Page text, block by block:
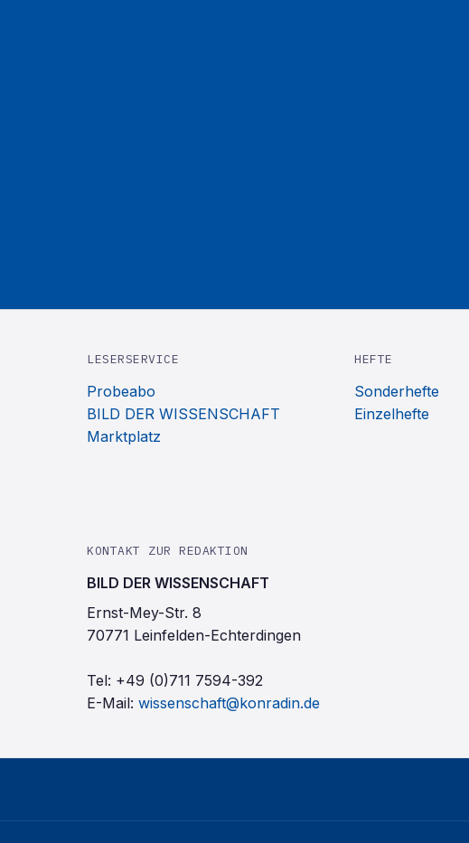
LESERSERVICE
Probeabo
BILD DER WISSENSCHAFT
Marktplatz
HEFTE
Sonderhefte
Einzelhefte
KONTAKT ZUR REDAKTION
BILD DER WISSENSCHAFT
Ernst-Mey-Str. 8
70771 Leinfelden-Echterdingen
Tel: +49 (0)711 7594-392
E-Mail: wissenschaft@konradin.de